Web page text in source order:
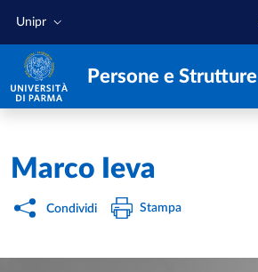
Unipr
Persone e Strutture
Home /
Marco Ieva
Condividi Stampa